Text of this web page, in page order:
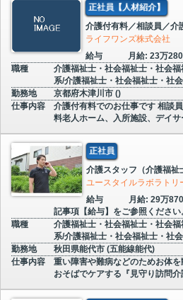
正社員【人材紹介】
介護付有料／相談員／介
ライフワンズ株式会社
給与
月給: 23万
職種
介護福祉士・社会福祉士・社会
系/介護福祉士・社会福祉士・社
勤務地
京都府木津川市 ()
仕事内容
介護付有料でのお仕事です 相談
料老人ホーム、入所施設、デイ
正社員
介護スタッフ（介護福祉
ユースタイルラボラトリ
給与
月給: 29万
記事項【給与】をご参照ください
職種
介護福祉士・社会福祉士・社会
系/介護福祉士・社会福祉士・社
勤務地
秋田県能代市 (五能線能代)
仕事内容
重い障害や難病などのためお体
おそばでケアする『見守り訪問